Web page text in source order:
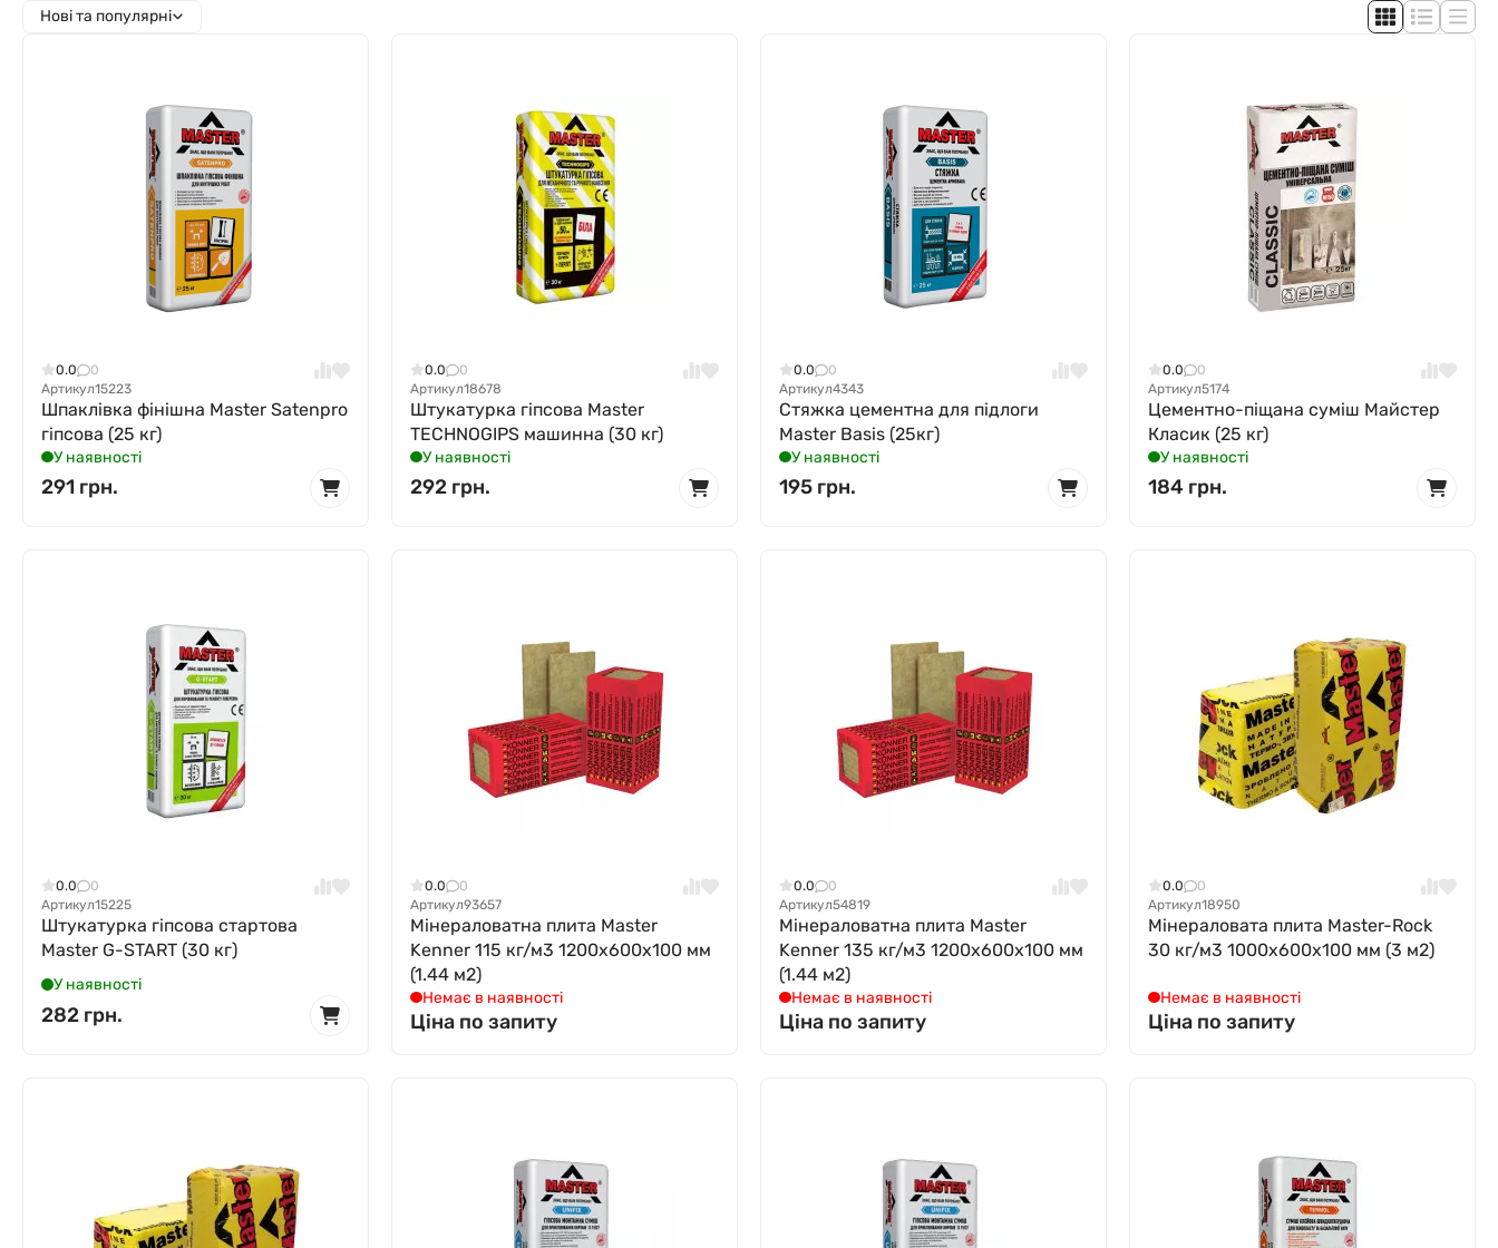
Нові та популярні
0.0
0
Артикул15223
Шпаклівка фінішна Master Satenpro
гіпсова (25 кг)
У наявності
291 грн.
0.0
0
Артикул18678
Штукатурка гіпсова Master
TECHNOGIPS машинна (30 кг)
У наявності
292 грн.
0.0
0
Артикул4343
Стяжка цементна для підлоги
Master Basis (25кг)
У наявності
195 грн.
0.0
0
Артикул5174
Цементно-піщана суміш Майстер
Класик (25 кг)
У наявності
184 грн.
0.0
0
Артикул15225
Штукатурка гіпсова стартова
Master G-START (30 кг)
У наявності
282 грн.
0.0
0
Артикул93657
Мінераловатна плита Master
Kenner 115 кг/м3 1200х600x100 мм
(1.44 м2)
Немає в наявності
Ціна по запиту
0.0
0
Артикул54819
Мінераловатна плита Master
Kenner 135 кг/м3 1200х600x100 мм
(1.44 м2)
Немає в наявності
Ціна по запиту
0.0
0
Артикул18950
Мінераловата плита Master-Rock
30 кг/м3 1000x600x100 мм (3 м2)
Немає в наявності
Ціна по запиту